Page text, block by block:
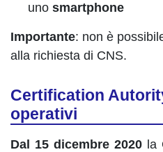
uno smartphone
Importante: non è
alla richiesta di CNS.
Certification
operativi
Dal 15 dicembre 2020 la